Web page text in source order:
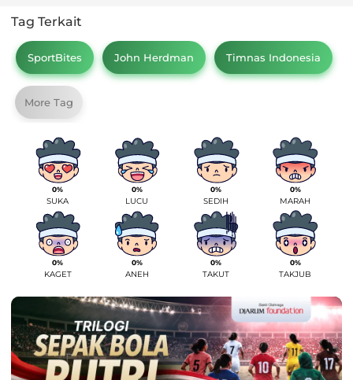
Tag Terkait
SportBites John Herdman Timnas Indonesia
More Tag
0%
SUKA
0%
LUCU
0%
SEDIH
0%
MARAH
0%
KAGET
0%
ANEH
0%
TAKUT
0%
TAKJUB